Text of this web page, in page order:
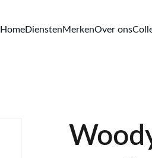
HomeDienstenMerkenOver ons